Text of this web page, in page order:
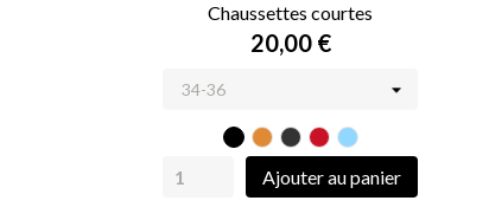
Chaussettes courtes
20,00 €
NoirSoleilArdoise
Grenade
Rayée
(Bleue
canard
Ajouter au panier